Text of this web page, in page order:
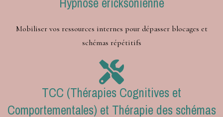
Mobiliser vos ressources internes pour dépasser blocages et
schémas répétitifs
TCC (Thérapies Cognitives et
Comportementales) et Thérapie des schémas